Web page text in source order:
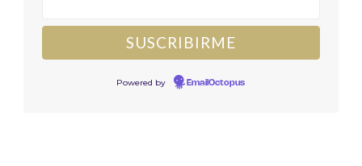
Powered by EmailOctopus